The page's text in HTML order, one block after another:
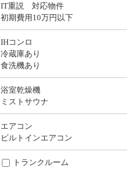
IT重説 対応物件
初期費用10万円以下
IHコンロ
冷蔵庫あり
食洗機あり
浴室乾燥機
ミストサウナ
エアコン
ビルトインエアコン
トランクルーム